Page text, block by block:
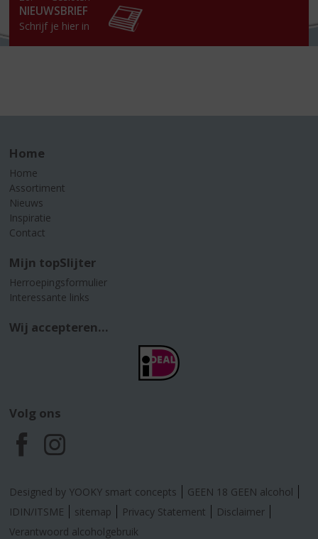
NIEUWSBRIEF
Schrijf je hier in
Home
Home
Assortiment
Nieuws
Inspiratie
Contact
Mijn topSlijter
Herroepingsformulier
Interessante links
Wij accepteren...
Volg ons
F
a
c
I
n
s
Designed by YOOKY smart concepts
GEEN 18 GEEN alcohol
IDIN/ITSME
sitemap Privacy Statement
Disclaimer
Verantwoord alcoholgebruik